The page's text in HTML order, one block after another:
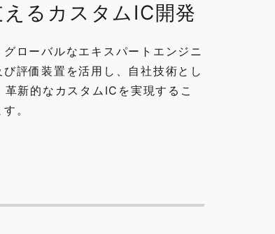
るカスタムIC開発
ローバルなエキスパートエンジニ
評価装置を活用し、自社技術とし
新的なカスタムICを実現するこ
。